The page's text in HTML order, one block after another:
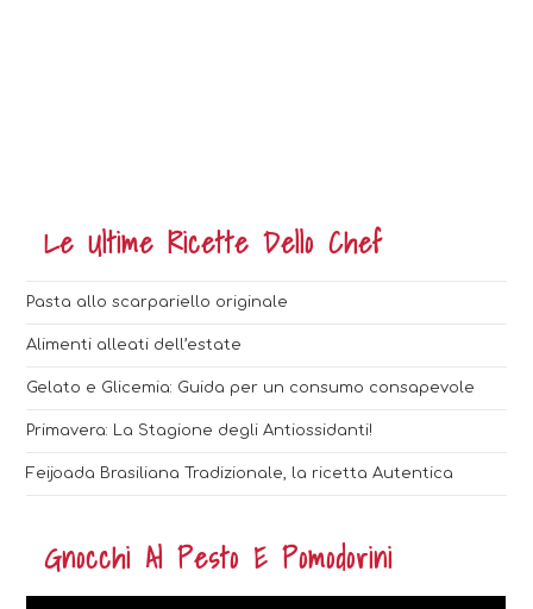
Le Ultime Ricette Dello Chef
Pasta allo scarpariello originale
Alimenti alleati dell’estate
Gelato e Glicemia: Guida per un consumo consapevole
Primavera: La Stagione degli Antiossidanti!
Feijoada Brasiliana Tradizionale, la ricetta Autentica
Gnocchi Al Pesto E Pomodorini